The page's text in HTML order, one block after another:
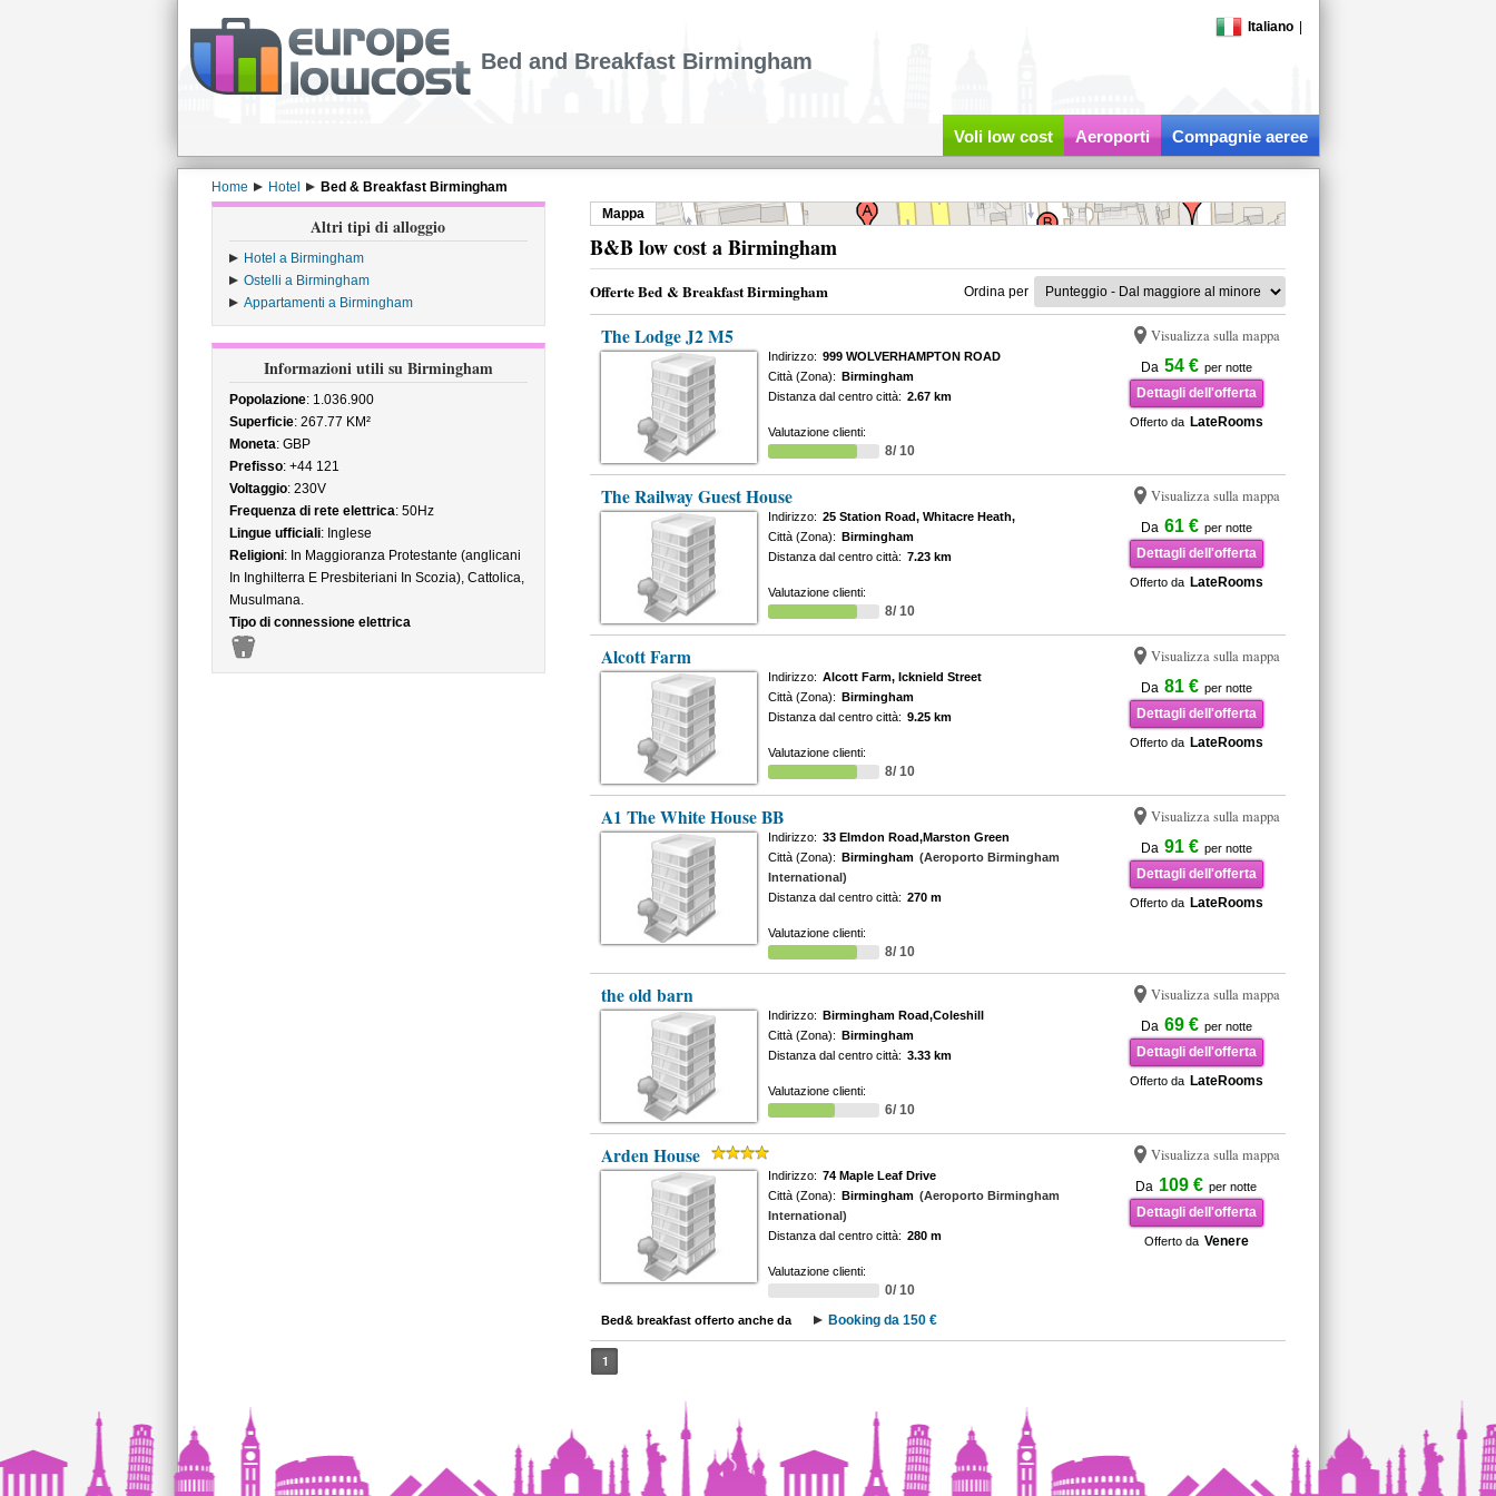
Italiano
Bed and Breakfast Birmingham
Voli low cost Aeroporti Compagnie aeree
Home Hotel Bed & Breakfast Birmingham
Altri tipi di alloggio
Hotel a Birmingham
Ostelli a Birmingham
Appartamenti a Birmingham
Informazioni utili su Birmingham
Popolazione: 1.036.900
Superficie: 267.77 KM²
Moneta: GBP
Prefisso: +44 121
Voltaggio: 230V
Frequenza di rete elettrica: 50Hz
Lingue ufficiali: Inglese
Religioni: In Maggioranza Protestante (anglicani
In Inghilterra E Presbiteriani In Scozia), Cattolica,
Musulmana.
Tipo di connessione elettrica
Mappa
B&B low cost a Birmingham
Offerte Bed & Breakfast Birmingham Ordina per
The Lodge J2 M5 Visualizza sulla mappa
Da 54 € per notte
Dettagli dell'offerta
Offerto da LateRooms
Indirizzo: 999 WOLVERHAMPTON ROAD
Città (Zona): Birmingham
Distanza dal centro città: 2.67 km
Valutazione clienti:
8/ 10
The Railway Guest House Visualizza sulla mappa
Da 61 € per notte
Dettagli dell'offerta
Offerto da LateRooms
Indirizzo: 25 Station Road, Whitacre Heath,
Città (Zona): Birmingham
Distanza dal centro città: 7.23 km
Valutazione clienti:
8/ 10
Alcott Farm Visualizza sulla mappa
Da 81 € per notte
Dettagli dell'offerta
Offerto da LateRooms
Indirizzo: Alcott Farm, Icknield Street
Città (Zona): Birmingham
Distanza dal centro città: 9.25 km
Valutazione clienti:
8/ 10
A1 The White House BB Visualizza sulla mappa
Da 91 € per notte
Dettagli dell'offerta
Offerto da LateRooms
Indirizzo: 33 Elmdon Road,Marston Green
Città (Zona): Birmingham (Aeroporto Birmingham
International)
Distanza dal centro città: 270 m
Valutazione clienti:
8/ 10
the old barn Visualizza sulla mappa
Da 69 € per notte
Dettagli dell'offerta
Offerto da LateRooms
Indirizzo: Birmingham Road,Coleshill
Città (Zona): Birmingham
Distanza dal centro città: 3.33 km
Valutazione clienti:
6/ 10
Arden House Visualizza sulla mappa
Da 109 € per notte
Dettagli dell'offerta
Offerto da Venere
Indirizzo: 74 Maple Leaf Drive
Città (Zona): Birmingham (Aeroporto Birmingham
International)
Distanza dal centro città: 280 m
Valutazione clienti:
0/ 10
Bed& breakfast offerto anche da Booking da 150 €
1